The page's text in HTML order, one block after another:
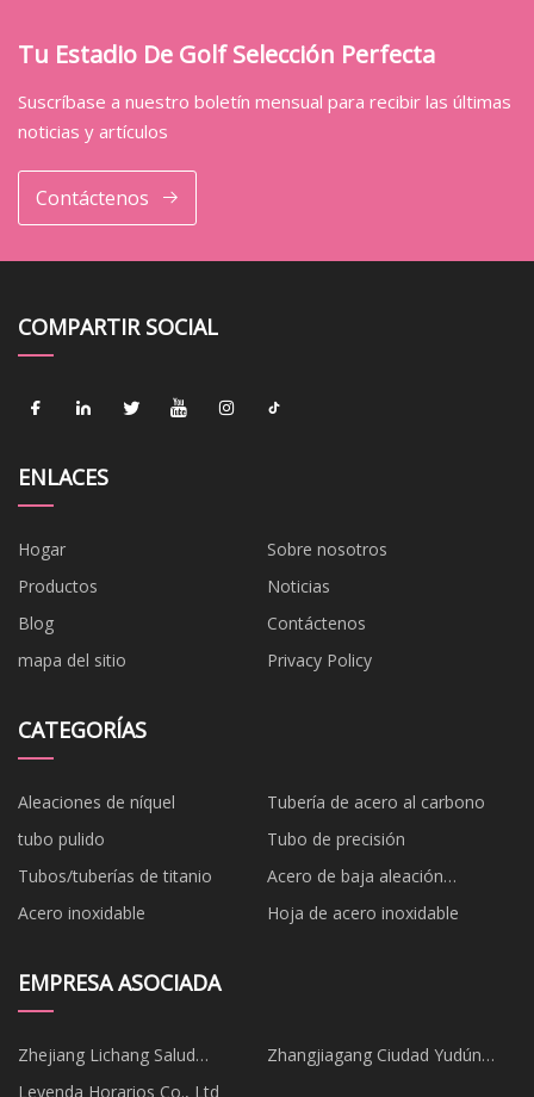
Tu Estadio De Golf Selección Perfecta
Suscríbase a nuestro boletín mensual para recibir las últimas
noticias y artículos
Contáctenos
COMPARTIR SOCIAL
ENLACES
Hogar
Sobre nosotros
Productos
Noticias
Blog
Contáctenos
mapa del sitio
Privacy Policy
CATEGORÍAS
Aleaciones de níquel
Tubería de acero al carbono
tubo pulido
Tubo de precisión
Tubos/tuberías de titanio
Acero de baja aleación
cromolibdeno
Acero inoxidable Hoja de acero inoxidable
EMPRESA ASOCIADA
Zhejiang Lichang Salud
Productos Tecnología Co.,
Zhangjiagang Ciudad Yudún
Leyenda Horarios Co., Ltd